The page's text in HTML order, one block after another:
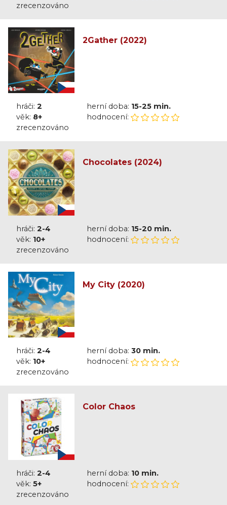
zrecenzováno
2Gather (2022)
hráči: 2 herní doba: 15-25 min.
věk: 8+
hodnocení:
zrecenzováno
Chocolates (2024)
hráči: 2-4 herní doba: 15-20 min.
věk: 10+
hodnocení:
zrecenzováno
My City (2020)
hráči: 2-4 herní doba: 30 min.
věk: 10+
hodnocení:
zrecenzováno
Color Chaos
hráči: 2-4 herní doba: 10 min.
věk: 5+
hodnocení:
zrecenzováno